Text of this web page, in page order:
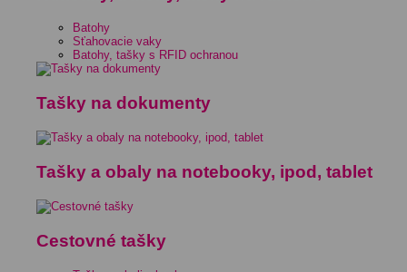
Batohy
Sťahovacie vaky
Batohy, tašky s RFID ochranou
Tašky na dokumenty
Tašky a obaly na notebooky, ipod, tablet
Cestovné tašky